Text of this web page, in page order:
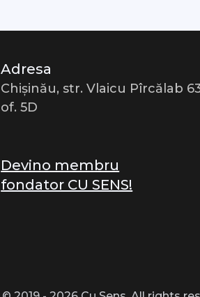
Adresa
Chișinău, str. Vlaicu Pîrcălab
of. 5D
Devino membru
fondator CU SENS!
Poți să afli mai multe